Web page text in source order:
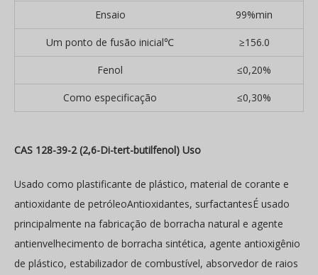
Ensaio 99%min
Um ponto de fusão inicial℃ ≥156.0
Fenol ≤0,20%
Como especificação ≤0,30%
CAS 128-39-2 (2,6-Di-tert-butilfenol) Uso
Usado como plastificante de plástico, material de corante e
antioxidante de petróleoAntioxidantes, surfactantesÉ usado
principalmente na fabricação de borracha natural e agente
antienvelhecimento de borracha sintética, agente antioxigênio
de plástico, estabilizador de combustível, absorvedor de raios